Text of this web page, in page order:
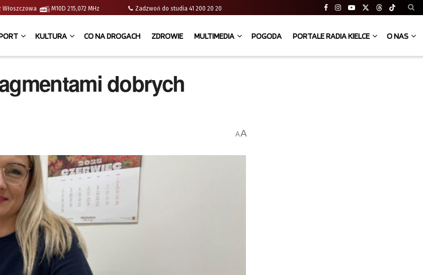
Włoszczowa M10D 215,072 MHz Zadzwoń do studia 41 200 20 20
KULTURA CO NA DROGACH ZDROWIE MULTIMEDIA POGODA PORTALE RADIA KIELCE O NAS
dobrych
AA